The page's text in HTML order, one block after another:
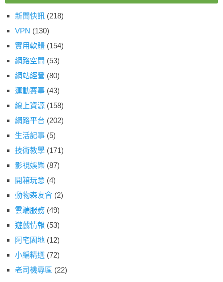
新聞快訊 (218)
VPN (130)
實用軟體 (154)
網路空間 (53)
網站經營 (80)
運動賽事 (43)
線上資源 (158)
網路平台 (202)
生活記事 (5)
技術教學 (171)
影視娛樂 (87)
開箱玩意 (4)
動物森友會 (2)
雲端服務 (49)
遊戲情報 (53)
阿宅園地 (12)
小編精選 (72)
老司機專區 (22)